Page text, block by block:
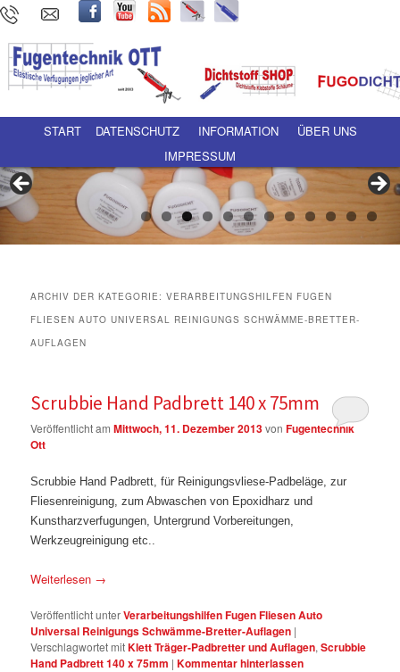
Hauptmenü Zum Inhalt wechseln
Zum sekundären Inhalt wechseln
START DATENSCHUTZ INFORMATION
ÜBER UNS
IMPRESSUM
ARCHIV DER KATEGORIE:VERARBEITUNGSHILFEN FUGEN
FLIESEN AUTO UNIVERSAL REINIGUNGS SCHWÄMME-BRETTER-
AUFLAGEN
Scrubbie Hand Padbrett 140 x 75mm
Veröffentlicht amMittwoch, 11. Dezember 2013vonFugentechnik
Ott
Scrubbie Hand Padbrett, für Reinigungsvliese-Padbeläge, zur
Fliesenreinigung, zum Abwaschen von Epoxidharz und
Kunstharzverfugungen, Untergrund Vorbereitungen,
Werkzeugreinigung etc..
Weiterlesen →
Veröffentlicht unterVerarbeitungshilfen Fugen Fliesen Auto
Universal Reinigungs Schwämme-Bretter-Auflagen |
Verschlagwortet mitKlett Träger-Padbretter und Auflagen,Scrubbie
Hand Padbrett 140 x 75mm |Kommentar hinterlassen